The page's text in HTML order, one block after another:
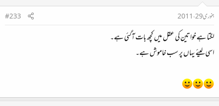
جنوری 29، 2011
#233
لگتا ہے خواتین کی عقل میں کچھ بات آگئی ہے۔
اسی لیئے یہاں پر سب خاموش ہے۔